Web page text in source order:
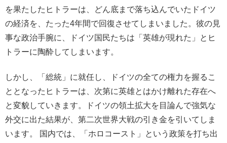
を果たしたヒトラーは、どん底まで落ち込んでいたドイツ
の経済を、たった4年間で回復させてしまいました。彼の見
事な政治手腕に、ドイツ国民たちは「英雄が現れた」とヒ
トラーに陶酔してしまいます。
しかし、「総統」に就任し、ドイツの全ての権力を握るこ
ととなったヒトラーは、次第に英雄とはかけ離れた存在へ
と変貌していきます。ドイツの領土拡大を目論んで強気な
外交に出た結果が、第二次世界大戦の引き金を引いてしま
います。 国内では、「ホロコースト」という政策を打ち出